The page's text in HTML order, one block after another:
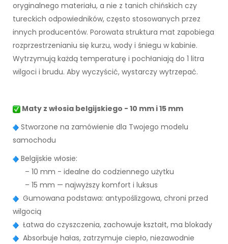
oryginalnego materiału, a nie z tanich chińskich czy
tureckich odpowiedników, często stosowanych przez
innych producentów. Porowata struktura mat zapobiega
rozprzestrzenianiu się kurzu, wody i śniegu w kabinie.
Wytrzymują każdą temperaturę i pochłaniają do 1 litra
wilgoci i brudu. Aby wyczyścić, wystarczy wytrzepać.
Maty z włosia belgijskiego - 10 mm i 15 mm
Stworzone na zamówienie dla Twojego modelu
samochodu
Belgijskie włosie:
– 10 mm - idealne do codziennego użytku
– 15 mm — najwyższy komfort i luksus
Gumowana podstawa: antypoślizgowa, chroni przed
wilgocią
Łatwa do czyszczenia, zachowuje kształt, ma blokady
Absorbuje hałas, zatrzymuje ciepło, niezawodnie